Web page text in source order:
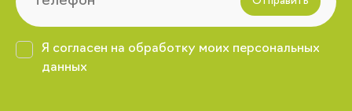
Я согласен на обработку моих персональных
данных